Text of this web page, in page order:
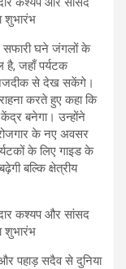
सफारी घने जंगलों के
है, जहाँ पर्यटक
नजदीक से देख सकेंगे।
करते हुए कहा कि
बनेगा। उन्होंने
के नए अवसर
के लिए गाइड के
बल्कि क्षेत्रीय
पहाड़ सदैव से दुनिया